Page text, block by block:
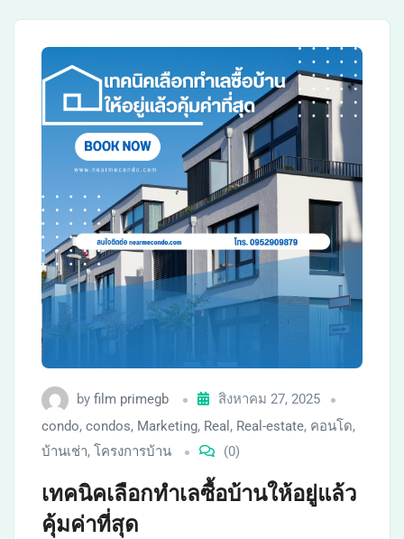
by film primegb
สิงหาคม 27, 2025
condo, condos, Marketing, Real , Real-estate, คอนโด,
บ้านเช่า, โครงการบ้าน (0)
เทคนิคเลือกทำเลซื้อบ้านให้อยู่แล้ว
คุ้มค่าที่สุด